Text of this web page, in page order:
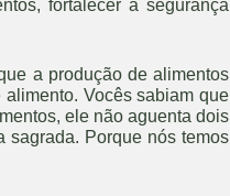
fortalecer a segurança
a produção de alimentos
Vocês sabiam que
ele não aguenta dois
sagrada. Porque nós temos